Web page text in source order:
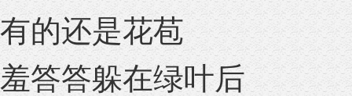
有的还是花苞
羞答答躲在绿叶后